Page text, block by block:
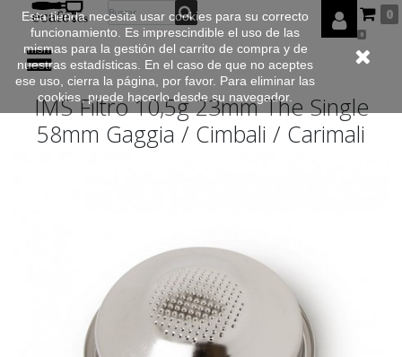
0
0
IMS Filtro 10,5g 23mm The Single
58mm Gaggia / Cimbali / Carimali
Esta tienda necesita usar cookies para su correcto
funcionamiento. Es imprescindible el uso de las
mismas para la gestión del carrito de compra y de
nuestras estadísticas. En el caso de que no aceptes
ese uso, cierra la página, por favor. Para eliminar las
cookies, puede hacerlo desde su navegador.